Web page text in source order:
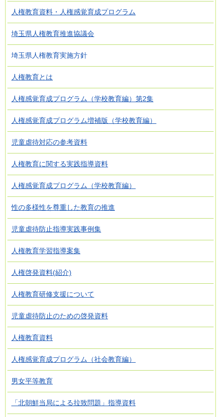
人権教育資料・人権感覚育成プログラム
埼玉県人権教育推進協議会
埼玉県人権教育実施方針
人権教育とは
人権感覚育成プログラム（学校教育編）第2集
人権感覚育成プログラム増補版（学校教育編）
児童虐待対応の参考資料
人権教育に関する実践指導資料
人権感覚育成プログラム（学校教育編）
性の多様性を尊重した教育の推進
児童虐待防止指導実践事例集
人権教育学習指導案集
人権啓発資料(紹介)
人権教育研修支援について
児童虐待防止のための啓発資料
人権教育資料
人権感覚育成プログラム（社会教育編）
男女平等教育
「北朝鮮当局による拉致問題」指導資料